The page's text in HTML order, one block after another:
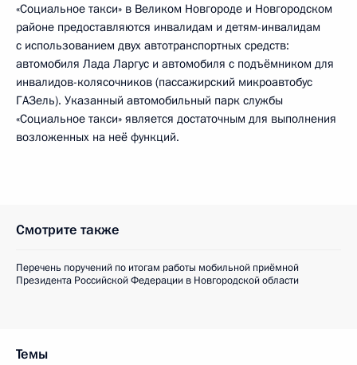
«Социальное такси» в Великом Новгороде и Новгородском
районе предоставляются инвалидам и детям-инвалидам
с использованием двух автотранспортных средств:
автомобиля Лада Ларгус и автомобиля с подъёмником для
инвалидов-колясочников (пассажирский микроавтобус
ГАЗель). Указанный автомобильный парк службы
«Социальное такси» является достаточным для выполнения
возложенных на неё функций.
Смотрите также
Перечень поручений по итогам работы мобильной приёмной
Президента Российской Федерации в Новгородской области
Темы